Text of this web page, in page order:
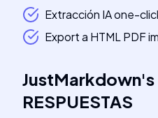
Extracción IA one-
Export a HTML PDF
JustMarkdown's
RESPUESTAS